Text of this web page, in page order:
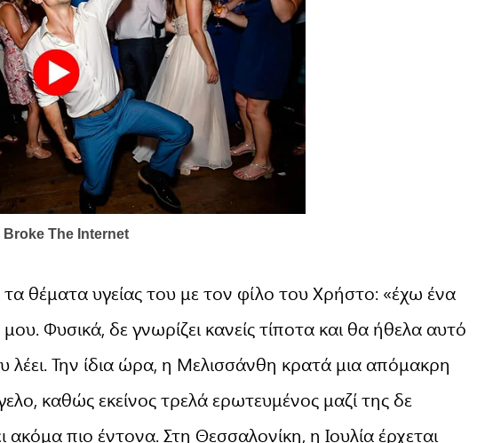
θέματα υγείας του με τον φίλο του Χρήστο: «έχω ένα
Φυσικά, δε γνωρίζει κανείς τίποτα και θα ήθελα αυτό
λέει. Την ίδια ώρα, η Μελισσάνθη κρατά μια απόμακρη
καθώς εκείνος τρελά ερωτευμένος μαζί της δε
πιο έντονα. Στη Θεσσαλονίκη, η Ιουλία έρχεται